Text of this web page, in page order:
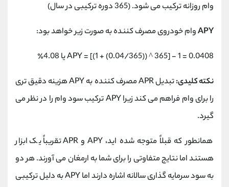
وام روزانه ترکیب می شود. (365 دوره ترکیبی در سال)
APYوام خودروی مصرف کننده به صورت زیر خواهد بود:
APY = [(1 + (0.04/365)) ^ 365] - 1 = 0.0408 یا 4.08٪
نکته کلیدی:
تبدیل APR مصرف کننده به APY هزینه دقیق تری
را برای وام فراهم می کند زیرا APY ترکیب سود وام را در نظر می
گیرد.
همانطور که قبلاً متوجه شده اید، APY و APR تقریباً یک ابزار
هستند اما نتایج متفاوتی را برای شما به ارمغان می آورند. هر دو
به سود سرمایه گذاری سالانه اشاره دارند اما APY به دلیل ترکیبی